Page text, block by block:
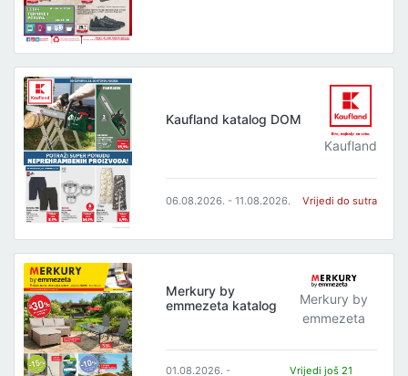
Kaufland katalog DOM
Kaufland
06.08.2026. - 11.08.2026. Vrijedi do sutra
Merkury by
emmezeta katalog
Merkury by
emmezeta
01.08.2026. - Vrijedi još 21